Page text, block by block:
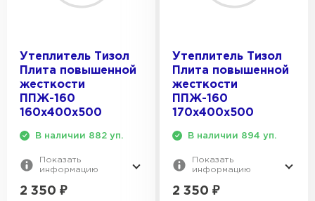
Утеплитель Тизол
Плита повышенной
жесткости
ППЖ-160
160х400х500
В наличии 882 уп.
Показать
информацию
2 350 ₽
Утеплитель Тизол
Плита повышенной
жесткости
ППЖ-160
170х400х500
В наличии 894 уп.
Показать
информацию
2 350 ₽